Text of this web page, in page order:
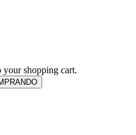
your shopping cart.